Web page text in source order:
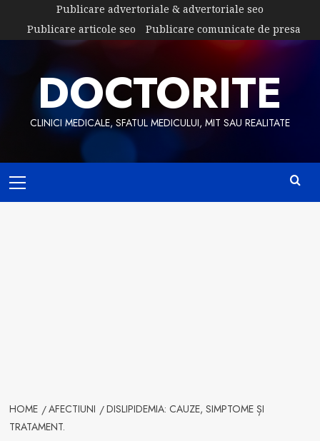
content
Publicare advertoriale & advertoriale seo
Publicare articole seo
Publicare comunicate de presa
DOCTORITE
CLINICI MEDICALE, SFATUL MEDICULUI, MIT SAU REALITATE
Menu
HOME AFECTIUNI
DISLIPIDEMIA: CAUZE, SIMPTOME ȘI
TRATAMENT.